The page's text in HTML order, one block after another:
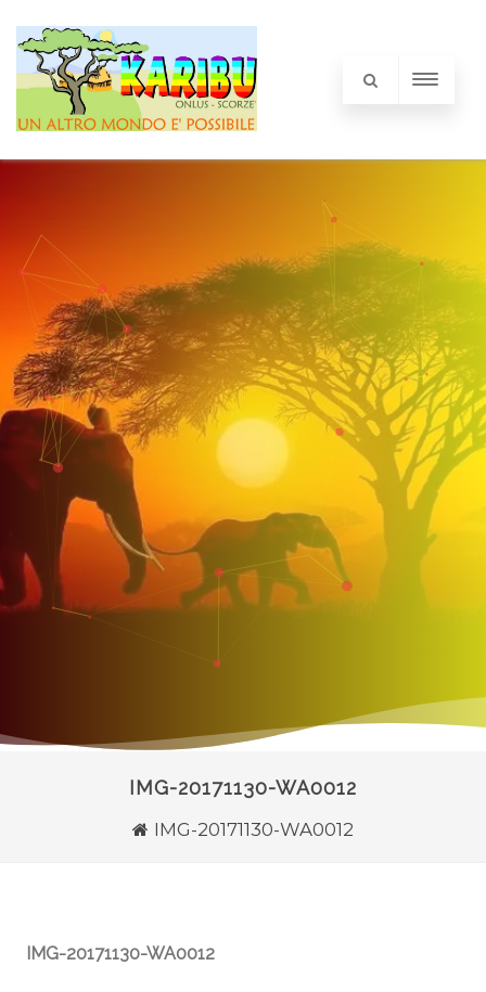
IMG-20171130-WA0012
IMG-20171130-WA0012
IMG-20171130-WA0012